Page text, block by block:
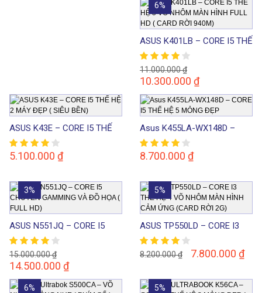
ASUS K401LB – CORE I5 THẾ
HỆ 5 VÕ NHÔM MÀN HÌNH
FULL HD ( CARD RỜI 940M)
11.000.000₫
10.300.000 ₫
6%
ASUS K43E – CORE I5 THẾ
HỆ 2 MÁY ĐẸP ( SIÊU BỀN)
5.100.000 ₫
Asus K455LA-WX148D –
CORE I5 THẾ HỆ 5 MỎNG
ĐẸP
8.700.000 ₫
ASUS N551JQ – CORE I5
CHUYÊN GAMMING VÀ ĐỒ
HỌA ( FULL HD)
15.000.000₫
14.500.000 ₫
3%
ASUS TP550LD – CORE I3
THẾ HỆ 4 VÕ NHÔM MÀN
HÌNH CẢM ỨNG (CARD RỜI
2G)
8.200.000₫ 7.800.000 ₫
5%
6% 5%